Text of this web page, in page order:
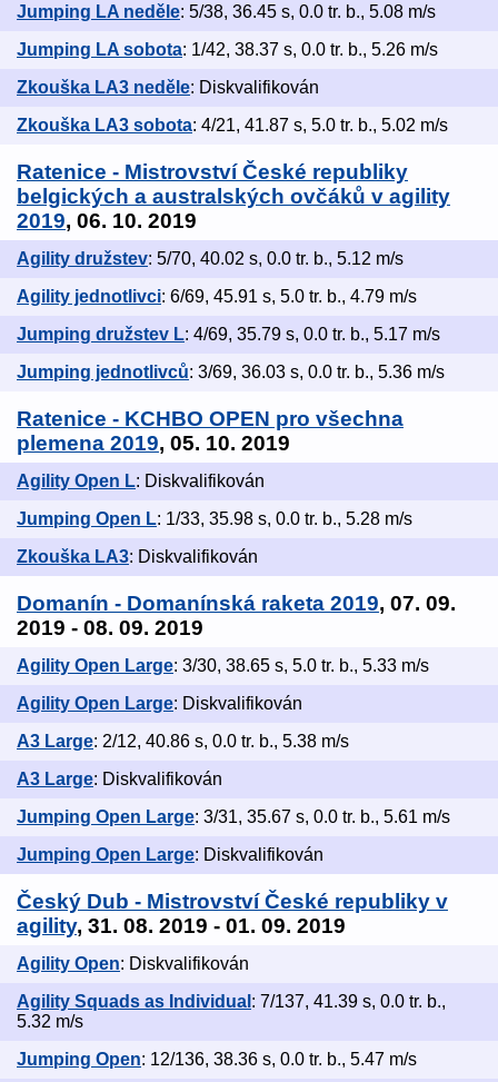
Jumping LA neděle: 5/38, 36.45 s, 0.0 tr. b., 5.08 m/s
Jumping LA sobota: 1/42, 38.37 s, 0.0 tr. b., 5.26 m/s
Zkouška LA3 neděle: Diskvalifikován
Zkouška LA3 sobota: 4/21, 41.87 s, 5.0 tr. b., 5.02 m/s
Ratenice - Mistrovství České republiky
belgických a australských ovčáků v agility
2019, 06. 10. 2019
Agility družstev: 5/70, 40.02 s, 0.0 tr. b., 5.12 m/s
Agility jednotlivci: 6/69, 45.91 s, 5.0 tr. b., 4.79 m/s
Jumping družstev L: 4/69, 35.79 s, 0.0 tr. b., 5.17 m/s
Jumping jednotlivců: 3/69, 36.03 s, 0.0 tr. b., 5.36 m/s
Ratenice - KCHBO OPEN pro všechna
plemena 2019, 05. 10. 2019
Agility Open L: Diskvalifikován
Jumping Open L: 1/33, 35.98 s, 0.0 tr. b., 5.28 m/s
Zkouška LA3: Diskvalifikován
Domanín - Domanínská raketa 2019, 07. 09.
2019 - 08. 09. 2019
Agility Open Large: 3/30, 38.65 s, 5.0 tr. b., 5.33 m/s
Agility Open Large: Diskvalifikován
A3 Large: 2/12, 40.86 s, 0.0 tr. b., 5.38 m/s
A3 Large: Diskvalifikován
Jumping Open Large: 3/31, 35.67 s, 0.0 tr. b., 5.61 m/s
Jumping Open Large: Diskvalifikován
Český Dub - Mistrovství České republiky v
agility, 31. 08. 2019 - 01. 09. 2019
Agility Open: Diskvalifikován
Agility Squads as Individual : 7/137, 41.39 s, 0.0 tr. b.,
5.32 m/s
Jumping Open: 12/136, 38.36 s, 0.0 tr. b., 5.47 m/s